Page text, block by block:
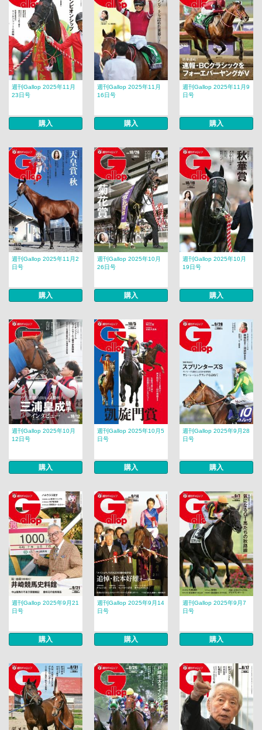
週刊Gallop 2025年11月
23日号
購入
週刊Gallop 2025年11月
16日号
購入
週刊Gallop 2025年11月9
日号
購入
週刊Gallop 2025年11月2
日号
購入
週刊Gallop 2025年10月
26日号
購入
週刊Gallop 2025年10月
19日号
購入
週刊Gallop 2025年10月
12日号
購入
週刊Gallop 2025年10月5
日号
購入
週刊Gallop 2025年9月28
日号
購入
週刊Gallop 2025年9月21
日号
購入
週刊Gallop 2025年9月14
日号
購入
週刊Gallop 2025年9月7
日号
購入